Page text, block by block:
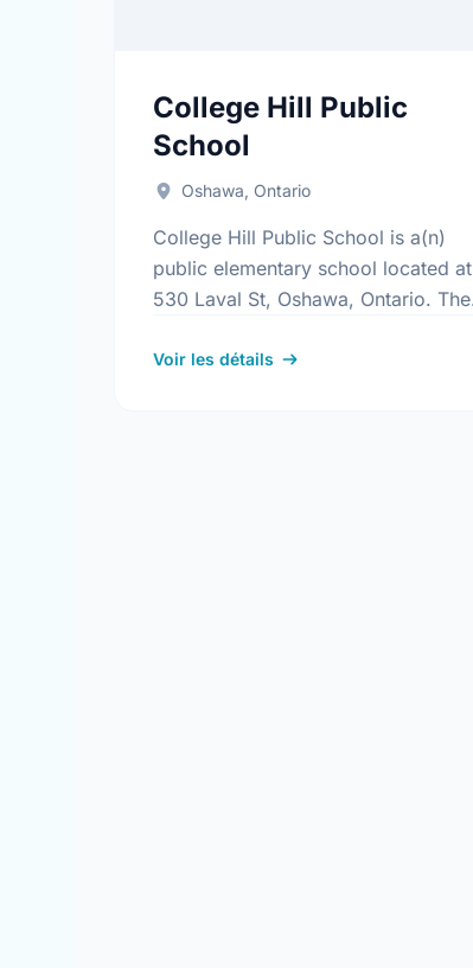
College Hill Public
School
Oshawa, Ontario
College Hill Public School is a(n)
public elementary school located at
530 Laval St, Oshawa, Ontario. The
opened in September 1969. Find out
Voir les détails